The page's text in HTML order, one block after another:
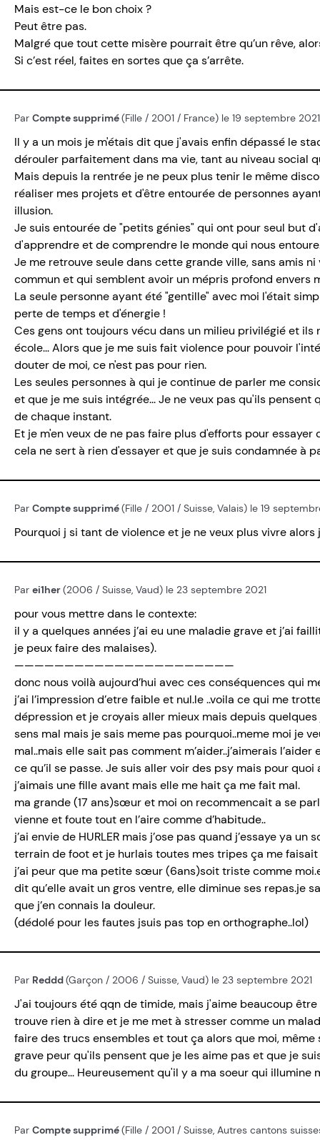
Mais est-ce le bon choix ?
Peut être pas.
Malgré que tout cette misère pourrait être qu’un rêve,
Si c’est réel, faites en sortes que ça s’arrête.
Par Compte supprimé(Fille / 2001 / France) le 19 septembre 2021
Il y a un mois je m'étais dit que j'avais enfin dépassé le
dérouler parfaitement dans ma vie, tant au niveau social
Mais depuis la rentrée je ne peux plus tenir le même
réaliser mes projets et d'être entourée de personnes
illusion.
Je suis entourée de "petits génies" qui ont pour seul but
d'apprendre et de comprendre le monde qui nous
Je me retrouve seule dans cette grande ville, sans amis
commun et qui semblent avoir un mépris profond envers
La seule personne ayant été "gentille" avec moi l'était
perte de temps et d'énergie !
Ces gens ont toujours vécu dans un milieu privilégié et
école... Alors que je me suis fait violence pour pouvoir
douter de moi, ce n'est pas pour rien.
Les seules personnes à qui je continue de parler me
et que je me suis intégrée... Je ne veux pas qu'ils
de chaque instant.
Et je m'en veux de ne pas faire plus d'efforts pour
cela ne sert à rien d'essayer et que je suis condamnée à
Par Compte supprimé(Fille / 2001 / Suisse, Valais) le 19
Pourquoi j si tant de violence et je ne veux plus vivre alors
Par ei1her(2006 / Suisse, Vaud) le 23 septembre 2021
pour vous mettre dans le contexte:
il y a quelques années j’ai eu une maladie grave et j’ai
je peux faire des malaises).
——————————————————————
donc nous voilà aujourd’hui avec ces conséquences qui
j’ai l’impression d’etre faible et nul.le ..voila ce qui me
dépression et je croyais aller mieux mais depuis
sens mal mais je sais meme pas pourquoi..meme moi je
mal..mais elle sait pas comment m’aider..j’aimerais
ce qu’il se passe. Je suis aller voir des psy mais pour
j’aimais une fille avant mais elle me hait ça me fait mal.
ma grande (17 ans)sœur et moi on recommencait a se
vienne et foute tout en l’aire comme d’habitude..
j’ai envie de HURLER mais j’ose pas quand j’essaye ya
terrain de foot et je hurlais toutes mes tripes ça me
j’ai peur que ma petite sœur (6ans)soit triste comme
dit qu’elle avait un gros ventre, elle diminue ses repas.je
que j’en connais la douleur.
(dédolé pour les fautes jsuis pas top en orthographe..lol)
Par Reddd(Garçon / 2006 / Suisse, Vaud) le 23 septembre 2021
J'ai toujours été qqn de timide, mais j'aime beaucoup
trouve rien à dire et je me met à stresser comme un
faire des trucs ensembles et tout ça alors que moi,
grave peur qu'ils pensent que je les aime pas et que je
du groupe... Heureusement qu'il y a ma soeur qui illumine
Par Compte supprimé(Fille / 2001 / Suisse, Autres cantons